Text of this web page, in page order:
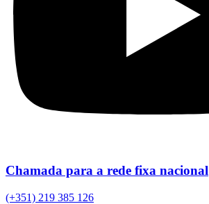
Chamada para a rede fixa nacional
(+351) 219 385 126